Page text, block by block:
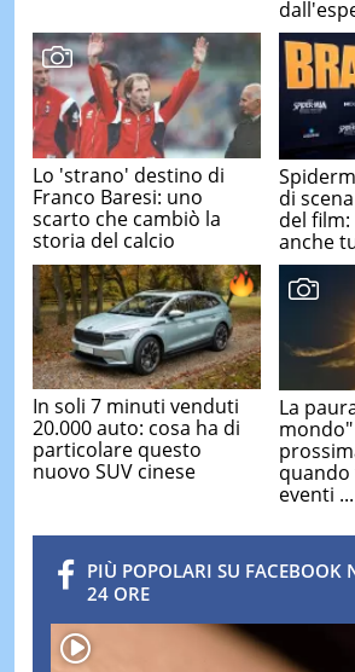
Lo 'strano' destino di
Franco Baresi: uno
scarto che cambiò la
storia del calcio
di
del
anche
In soli 7 minuti venduti
20.000 auto: cosa ha di
particolare questo
nuovo SUV cinese
La
quando
eventi ...
PIÙ POPOLARI SU FACEBOOK
24 ORE